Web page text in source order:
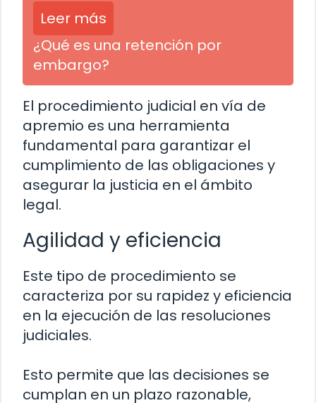
Leer más
¿Qué es una retención por
embargo?
El procedimiento judicial en vía de
apremio es una herramienta
fundamental para garantizar el
cumplimiento de las obligaciones y
asegurar la justicia en el ámbito
legal.
Agilidad y eficiencia
Este tipo de procedimiento se
caracteriza por su rapidez y eficiencia
en la ejecución de las resoluciones
judiciales.
Esto permite que las decisiones se
cumplan en un plazo razonable,